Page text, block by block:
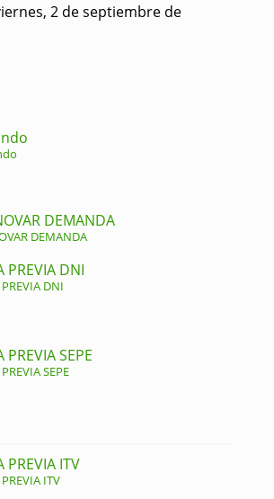
2 de septiembre de
DEMANDA
DEMANDA
PREVIA DNI
DNI
PREVIA SEPE
SEPE
PREVIA ITV
ITV